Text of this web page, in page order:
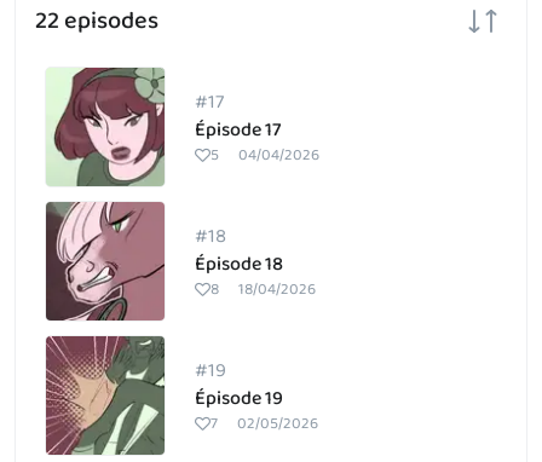
22 episodes
#17
Épisode 17
5 04/04/2026
#18
Épisode 18
8 18/04/2026
#19
Épisode 19
7 02/05/2026